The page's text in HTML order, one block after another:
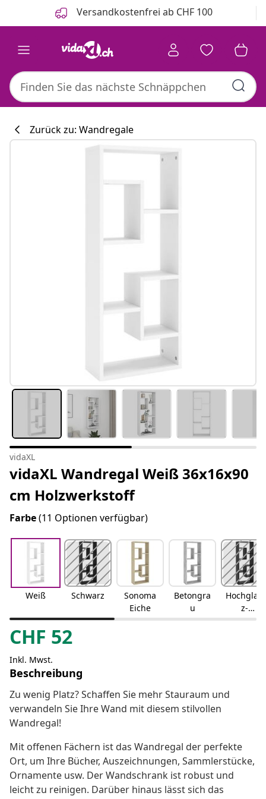
Versandkostenfrei ab CHF 100
Zurück zu: Wandregale
vidaXL
vidaXL Wandregal Weiß 36x16x90
cm Holzwerkstoff
Farbe(11 Optionen verfügbar)
Weiß Schwarz
Sonoma
Eiche
Betongra
u
Hochglan
z-
Schwarz
CHF 52
Inkl. Mwst.
Beschreibung
Zu wenig Platz? Schaffen Sie mehr Stauraum und
verwandeln Sie Ihre Wand mit diesem stilvollen
Wandregal!
Mit offenen Fächern ist das Wandregal der perfekte
Ort, um Ihre Bücher, Auszeichnungen, Sammlerstücke,
Ornamente usw. Der Wandschrank ist robust und
leicht zu reinigen. Darüber hinaus lässt sich das